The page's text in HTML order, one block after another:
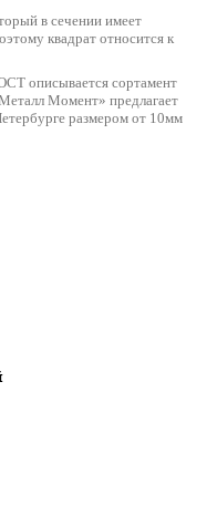
в сечении имеет
квадрат относится к
описывается сортамент
Момент» предлагает
размером от 10мм